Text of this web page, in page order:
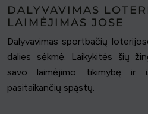
DALYVAVIMAS
LAIMĖJIMAS JOSE
Dalyvavimas sportbačių
dalies sėkmė. Laikykitės šių
savo laimėjimo tikimybę ir
pasitaikančių spąstų.